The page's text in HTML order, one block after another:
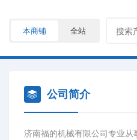
本商铺 全站
公司简介
济南福的机械有限公司专业